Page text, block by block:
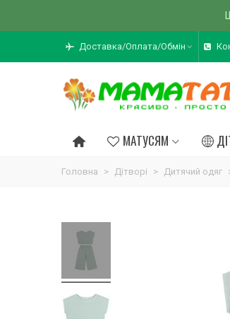
Доставка/Оплата/Обмін
МАТУСЯМ
Головна > Дітворі > Дитячий одяг